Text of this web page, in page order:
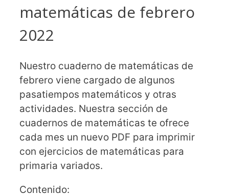
matemáticas de febrero
2022
Nuestro cuaderno de matemáticas de
febrero viene cargado de algunos
pasatiempos matemáticos y otras
actividades. Nuestra sección de
cuadernos de matemáticas te ofrece
cada mes un nuevo PDF para imprimir
con ejercicios de matemáticas para
primaria variados.
Contenido: